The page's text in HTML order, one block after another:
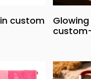
custom